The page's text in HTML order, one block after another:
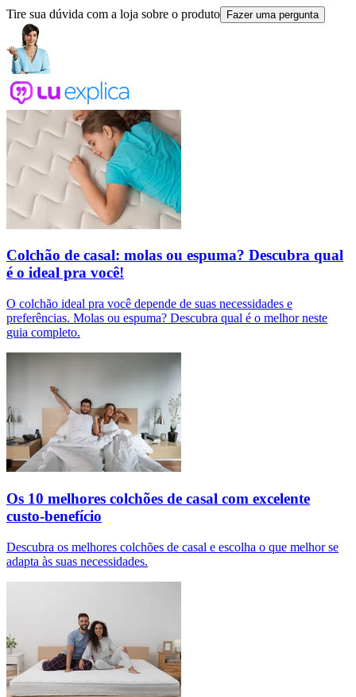
Tire sua dúvida com a loja sobre o produto Fazer uma pergunta
Colchão de casal: molas ou espuma? Descubra qual
é o ideal pra você!
O colchão ideal pra você depende de suas necessidades e
preferências. Molas ou espuma? Descubra qual é o melhor neste
guia completo.
Os 10 melhores colchões de casal com excelente
custo-benefício
Descubra os melhores colchões de casal e escolha o que melhor se
adapta às suas necessidades.